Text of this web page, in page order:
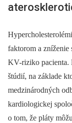
faktorom a
KV-riziko pacienta.
štúdií, na základe
medzinárodných
kardiologickej
o tom, že pláty